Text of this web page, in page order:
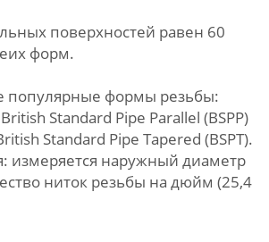
поверхностей равен 60
форм.
популярные формы резьбы:
Standard Pipe Parallel (BSPP)
Standard Pipe Tapered (BSPT).
измеряется наружный диаметр
ниток резьбы на дюйм (25,4